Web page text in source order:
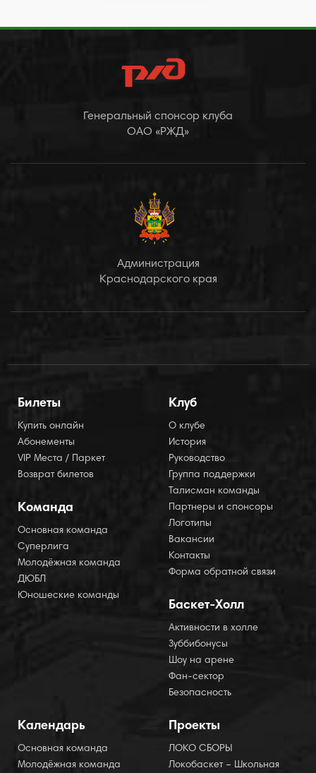
Генеральный спонсор клуба
ОАО «РЖД»
Администрация
Краснодарского края
Билеты
Купить онлайн
Абонементы
VIP Места / Паркет
Возврат билетов
Команда
Основная команда
Суперлига
Молодёжная команда
ДЮБЛ
Юношеские команды
Клуб
О клубе
История
Руководство
Группа поддержки
Талисман команды
Партнеры и спонсоры
Логотипы
Вакансии
Контакты
Форма обратной связи
Баскет-Холл
Активности в холле
Зуббибонусы
Шоу на арене
Фан-сектор
Безопасность
Календарь
Основная команда
Молодёжная команда
Проекты
ЛОКО СБОРЫ
Локобаскет – Школьная